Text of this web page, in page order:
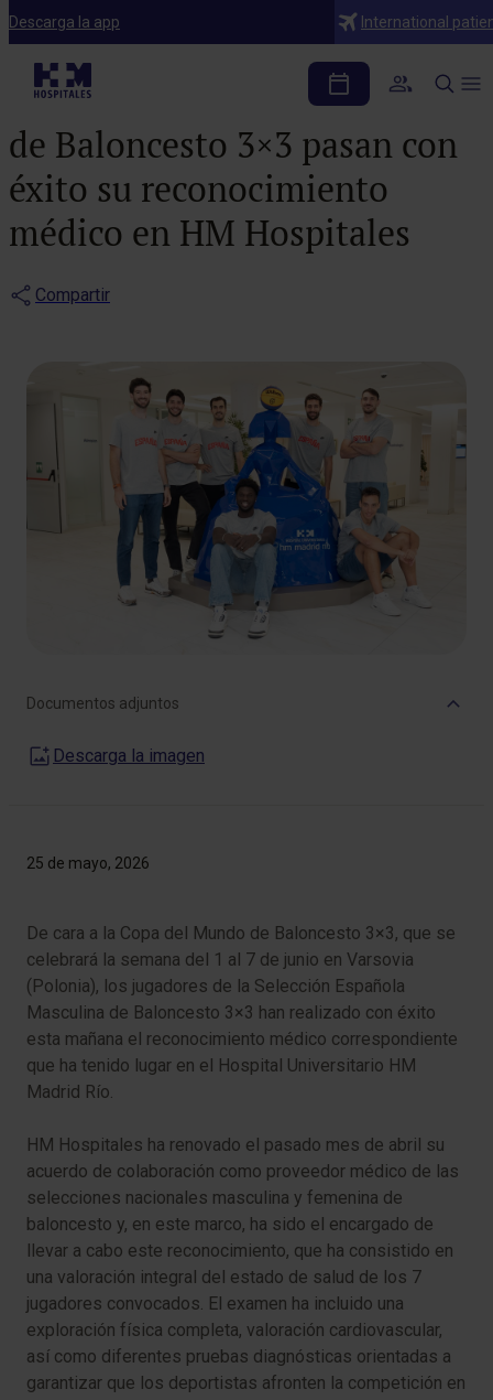
Descarga la app International
Notas de prensa
Los jugadores de la
Selección Española Masculina
de Baloncesto 3×3 pasan con
éxito su reconocimiento
médico en HM Hospitales
Compartir
25 de mayo, 2026
De cara a la Copa del Mundo de Baloncesto 3×3, que se
celebrará la semana del 1 al 7 de junio en Varsovia
(Polonia), los jugadores de la Selección Española
Masculina de Baloncesto 3×3 han realizado con éxito
esta mañana el reconocimiento médico correspondiente
que ha tenido lugar en el Hospital Universitario HM
Madrid Río.
HM Hospitales ha renovado el pasado mes de abril su
acuerdo de colaboración como proveedor médico de las
selecciones nacionales masculina y femenina de
baloncesto y, en este marco, ha sido el encargado de
llevar a cabo este reconocimiento, que ha consistido en
una valoración integral del estado de salud de los 7
jugadores convocados. El examen ha incluido una
exploración física completa, valoración cardiovascular,
así como diferentes pruebas diagnósticas orientadas a
garantizar que los deportistas afronten la competición en
Documentos adjuntos
Descarga la imagen